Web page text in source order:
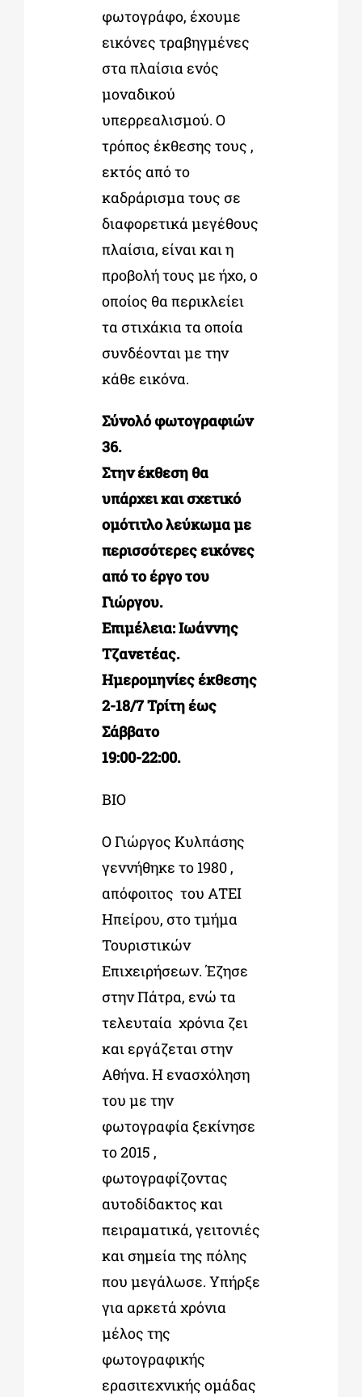
φωτογράφο, έχουμε
εικόνες τραβηγμένες
στα πλαίσια ενός
μοναδικού
υπερρεαλισμού. Ο
τρόπος έκθεσης τους ,
εκτός από το
καδράρισμα τους σε
διαφορετικά μεγέθους
πλαίσια, είναι και η
προβολή τους με ήχο, ο
οποίος θα περικλείει
τα στιχάκια τα οποία
συνδέονται με την
κάθε εικόνα.
Σύνολό φωτογραφιών
36.
Στην έκθεση θα
υπάρχει και σχετικό
ομότιτλο λεύκωμα με
περισσότερες εικόνες
από το έργο του
Γιώργου.
Επιμέλεια: Ιωάννης
Τζανετέας.
Ημερομηνίες έκθεσης
2-18/7 Τρίτη έως
Σάββατο
19:00-22:00.
ΒΙΟ
Ο Γιώργος Κυλπάσης
γεννήθηκε το 1980 ,
απόφοιτος του ΑΤΕΙ
Ηπείρου, στο τμήμα
Τουριστικών
Επιχειρήσεων. Έζησε
στην Πάτρα, ενώ τα
τελευταία χρόνια ζει
και εργάζεται στην
Αθήνα. Η ενασχόληση
του με την
φωτογραφία ξεκίνησε
το 2015 ,
φωτογραφίζοντας
αυτοδίδακτος και
πειραματικά, γειτονιές
και σημεία της πόλης
που μεγάλωσε. Υπήρξε
για αρκετά χρόνια
μέλος της
φωτογραφικής
ερασιτεχνικής ομάδας